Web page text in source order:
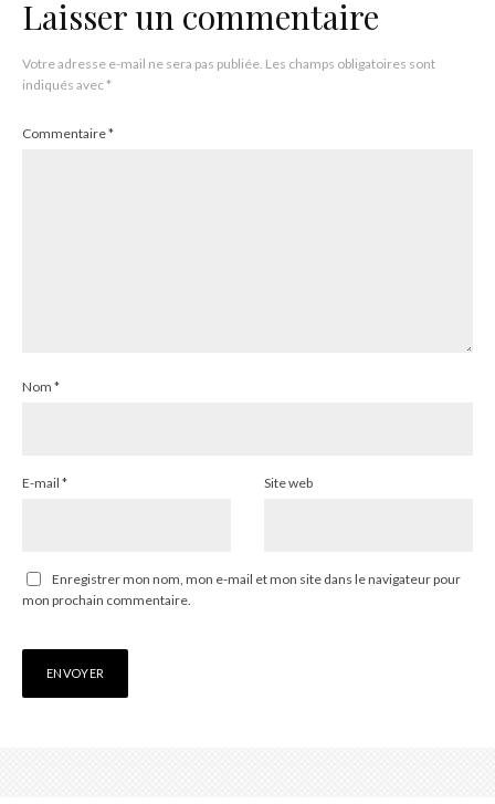
Laisser un commentaire
Votre adresse e-mail ne sera pas publiée. Les champs obligatoires sont
indiqués avec*
Commentaire*
Nom *
E-mail * Site web
Enregistrer mon nom, mon e-mail et mon site dans le navigateur pour
mon prochain commentaire.